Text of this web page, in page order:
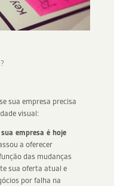
sua empresa precisa
visual:
empresa é hoje
a oferecer
das mudanças
sua oferta atual e
por falha na